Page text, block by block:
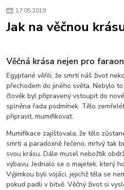
doplněk stravy
stres
migréna na bolest
17.05.2019
Jak na věčnou
Věčná krása nejen pro
Egypťané věřili, že smrtí náš život
přechodem do jiného světa. Nebylo
člověk byl připravený vstoupit do
splněna řada podmínek. Tělo
připravit, mumifikovat.
Mumifikace zajišťovala, že tělo
smrti a paradoxně řečeno, mrtvý tak
svou krásu. Dále musel nebožtík
výbavu. Jednalo se o majetek, který
Výjimkou byli vojáci, jejichž těla se
pokud padli v bitvě. Věčný život si